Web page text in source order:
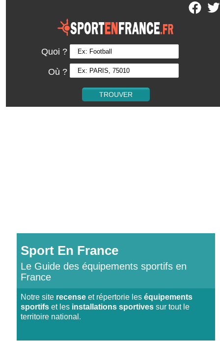
Quoi ?
Où ?
Sport En France
Le Guide des équipements sportifs en
France
Notre site recense et répertorie leséquipements
sportifs et les installations sportives sur tout le
territoire national.